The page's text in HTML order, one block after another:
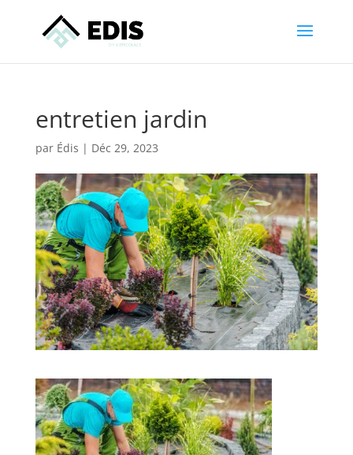
entretien jardin
par Édis | Déc 29, 2023